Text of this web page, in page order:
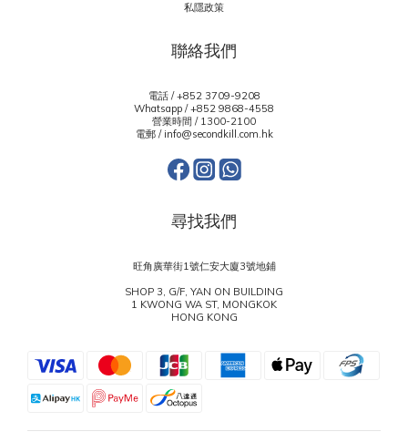
私隱政策
聯絡我們
電話 / +852 3709-9208
Whatsapp /+852 9868-4558
營業時間 / 1300-2100
電郵 / info@secondkill.com.hk
尋找我們
旺角廣華街1號仁安大廈3號地鋪
SHOP 3, G/F, YAN ON BUILDING
1 KWONG WA ST, MONGKOK
HONG KONG